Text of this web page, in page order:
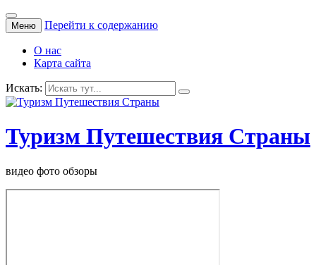
Меню Перейти к содержанию
О нас
Карта сайта
Искать:
Туризм Путешествия Страны
видео фото обзоры